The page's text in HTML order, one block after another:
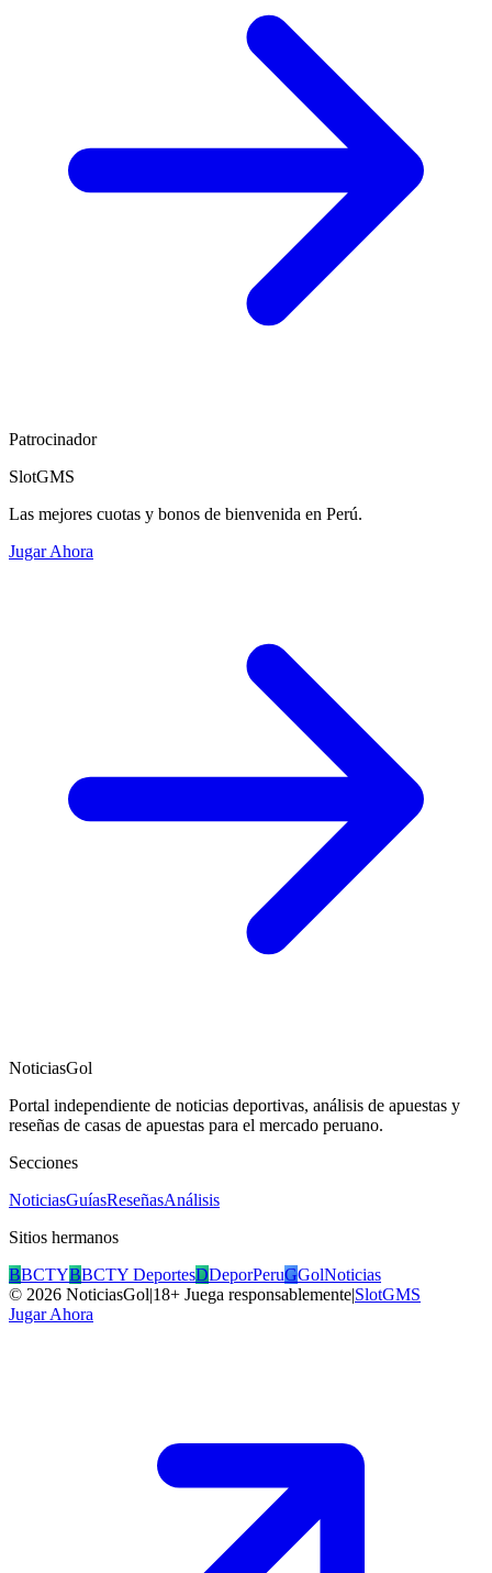
Patrocinador
SlotGMS
Las mejores cuotas y bonos de bienvenida en Perú.
Jugar Ahora
NoticiasGol
Portal independiente de noticias deportivas, análisis de apuestas y
reseñas de casas de apuestas para el mercado peruano.
Secciones
NoticiasGuíasReseñasAnálisis
Sitios hermanos
BBCTYBBCTY DeportesDDeporPeruGGolNoticias
© 2026 NoticiasGol|18+ Juega responsablemente|SlotGMS
Jugar Ahora